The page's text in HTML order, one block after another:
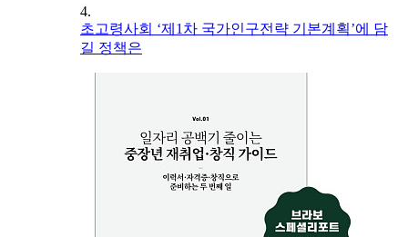
4.
초고령사회 ‘제1차 국가인구전략 기본계획’에 담
길 정책은